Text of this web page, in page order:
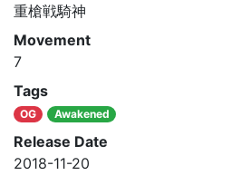
重槍戦騎神
Movement
7
Tags
OG Awakened
Release Date
2018-11-20